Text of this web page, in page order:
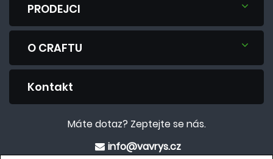
PRODEJCI
O CRAFTU
Kontakt
Máte dotaz? Zeptejte se nás.
info@vavrys.cz